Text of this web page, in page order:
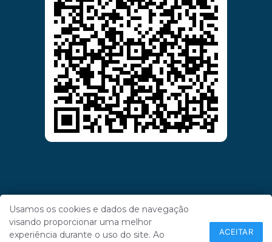
Usamos os cookies e dados de navegação
visando proporcionar uma melhor
experiência durante o uso do site. Ao
ACEITAR